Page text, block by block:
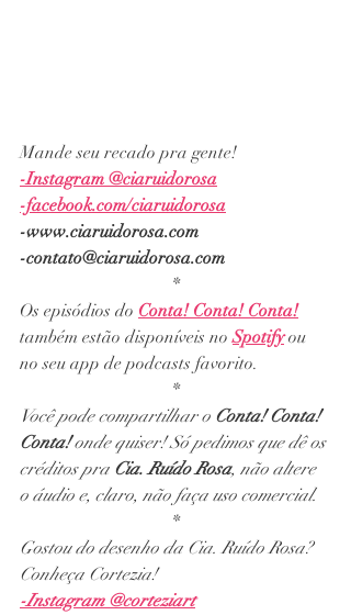
Mande seu recado pra gente!
-Instagram @ciaruidorosa
-facebook.com/ciaruidorosa
-www.ciaruidorosa.com
-contato@ciaruidorosa.com
*
Os episódios do Conta! Conta! Conta!
também estão disponíveis no Spotify ou
no seu app de podcasts favorito.
*
Você pode compartilhar o Conta! Conta!
Conta! onde quiser! Só pedimos que dê os
créditos pra Cia. Ruído Rosa, não altere
o áudio e, claro, não faça uso comercial.
*
Gostou do desenho da Cia. Ruído Rosa?
Conheça Cortezia!
-Instagram @corteziart